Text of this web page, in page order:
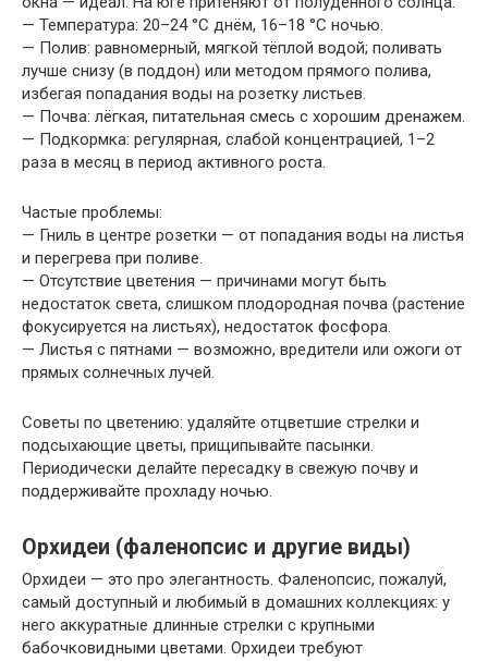
— Температура: 20–24 °C днём, 16–18 °C ночью.
— Полив: равномерный, мягкой тёплой водой; поливать
лучше снизу (в поддон) или методом прямого полива,
избегая попадания воды на розетку листьев.
— Почва: лёгкая, питательная смесь с хорошим дренажем.
— Подкормка: регулярная, слабой концентрацией, 1–2
раза в месяц в период активного роста.
Частые проблемы:
— Гниль в центре розетки — от попадания воды на листья
и перегрева при поливе.
— Отсутствие цветения — причинами могут быть
недостаток света, слишком плодородная почва (растение
фокусируется на листьях), недостаток фосфора.
— Листья с пятнами — возможно, вредители или ожоги от
прямых солнечных лучей.
Советы по цветению: удаляйте отцветшие стрелки и
подсыхающие цветы, прищипывайте пасынки.
Периодически делайте пересадку в свежую почву и
поддерживайте прохладу ночью.
Орхидеи (фаленопсис и другие виды)
Орхидеи — это про элегантность. Фаленопсис, пожалуй,
самый доступный и любимый в домашних коллекциях: у
него аккуратные длинные стрелки с крупными
бабочковидными цветами. Орхидеи требуют